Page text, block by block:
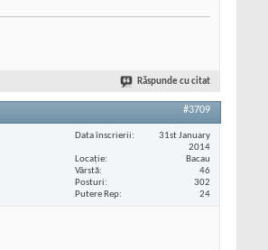
Răspunde cu citat
#3709
Data înscrierii
31st January
2014
Locaţie
Bacau
Vârstă
46
Posturi
302
Putere Rep
24